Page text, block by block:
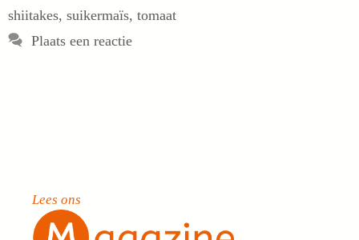
shiitakes, suikermaïs, tomaat
Plaats een reactie
Lees ons